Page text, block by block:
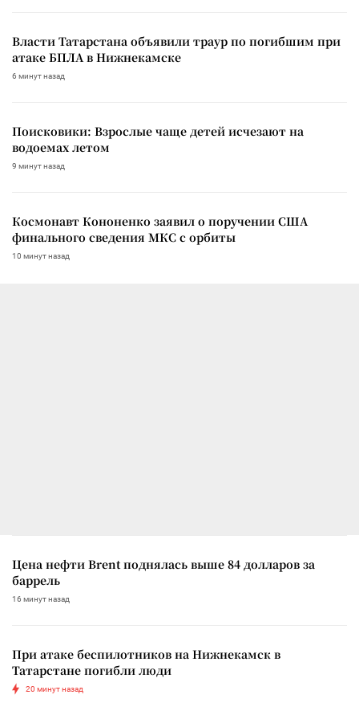
Власти Татарстана объявили траур по погибшим при
атаке БПЛА в Нижнекамске
6 минут назад
Поисковики: Взрослые чаще детей исчезают на
водоемах летом
9 минут назад
Космонавт Кононенко заявил о поручении США
финального сведения МКС с орбиты
10 минут назад
Цена нефти Brent поднялась выше 84 долларов за
баррель
16 минут назад
При атаке беспилотников на Нижнекамск в
Татарстане погибли люди
20 минут назад